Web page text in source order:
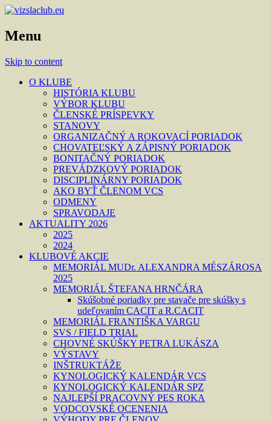
Menu
Skip to content
O KLUBE
HISTÓRIA KLUBU
VÝBOR KLUBU
ČLENSKÉ PRÍSPEVKY
STANOVY
ORGANIZAČNÝ A ROKOVACÍ PORIADOK
CHOVATEĽSKÝ A ZÁPISNÝ PORIADOK
BONITAČNÝ PORIADOK
PREVÁDZKOVÝ PORIADOK
DISCIPLINÁRNY PORIADOK
AKO BYŤ ČLENOM VCS
ODMENY
SPRAVODAJE
AKTUALITY 2026
2025
2024
KLUBOVÉ AKCIE
MEMORIÁL MUDr. ALEXANDRA MÉSZÁROSA
2025
MEMORIÁL ŠTEFANA HRNČÁRA
Skúšobné poriadky pre stavače pre skúšky s
udeľovaním CACIT a R.CACIT
MEMORIÁL FRANTIŠKA VARGU
SVS / FIELD TRIAL
CHOVNÉ SKÚŠKY PETRA LUKÁSZA
VÝSTAVY
INŠTRUKTÁŽE
KYNOLOGICKÝ KALENDÁR VCS
KYNOLOGICKÝ KALENDÁR SPZ
NAJLEPŠÍ PRACOVNÝ PES ROKA
VODCOVSKÉ OCENENIA